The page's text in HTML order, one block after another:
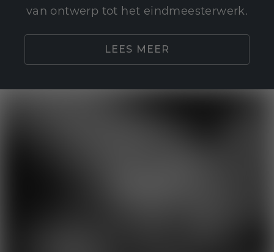
van ontwerp tot het eindmeesterwerk.
LEES MEER